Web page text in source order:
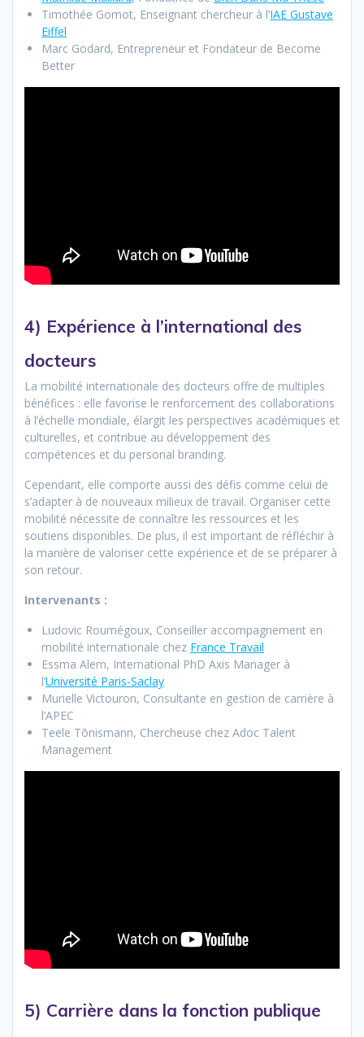
Timothée Gomot, Enseignant chercheur à l’IAE Gustave
Eiffel
Marc Godard, Entrepreneur et Fondateur de Become
Better
4) Expérience à l’international des
docteurs
La mobilité internationale des docteurs offre de multiples
bénéfices : elle favorise le renforcement des collaborations
à l’échelle mondiale, élargit les perspectives académiques et
culturelles, et contribue au développement des
compétences et du personal branding.
Cependant, elle comporte aussi des défis comme celui de
s’adapter à de nouveaux milieux de travail. Organiser cette
mobilité nécessite de connaître les ressources et les
soutiens disponibles. De plus, il est important de réfléchir à
la manière de valoriser cette expérience et de se préparer à
son retour.
Intervenants :
Ludovic Roumégoux, Conseiller accompagnement en
mobilité internationale chez France Travail
Essma Alem, International PhD Axis Manager à
l’Université Paris-Saclay
Murielle Victouron, Consultante en gestion de carrière à
l’APEC
Teele Tõnismann, Chercheuse chez Adoc Talent
Management
5) Carrière dans la fonction publique